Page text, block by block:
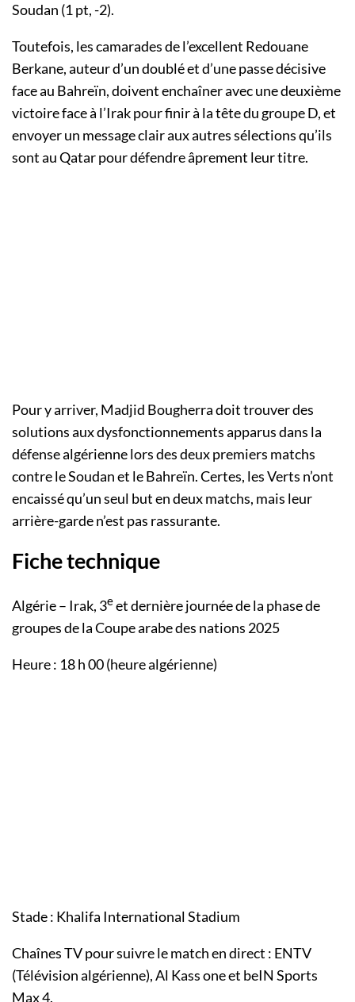
Soudan (1 pt, -2).
Toutefois, les camarades de l’excellent Redouane
Berkane, auteur d’un doublé et d’une passe décisive
face au Bahreïn, doivent enchaîner avec une deuxième
victoire face à l’Irak pour finir à la tête du groupe D, et
envoyer un message clair aux autres sélections qu’ils
sont au Qatar pour défendre âprement leur titre.
Pour y arriver, Madjid Bougherra doit trouver des
solutions aux dysfonctionnements apparus dans la
défense algérienne lors des deux premiers matchs
contre le Soudan et le Bahreïn. Certes, les Verts n’ont
encaissé qu’un seul but en deux matchs, mais leur
arrière-garde n’est pas rassurante.
Fiche technique
Algérie – Irak, 3eet dernière journée de la phase de
groupes de la Coupe arabe des nations 2025
Heure : 18 h 00 (heure algérienne)
Stade : Khalifa International Stadium
Chaînes TV pour suivre le match en direct : ENTV
(Télévision algérienne), Al Kass one et beIN Sports
Max 4.